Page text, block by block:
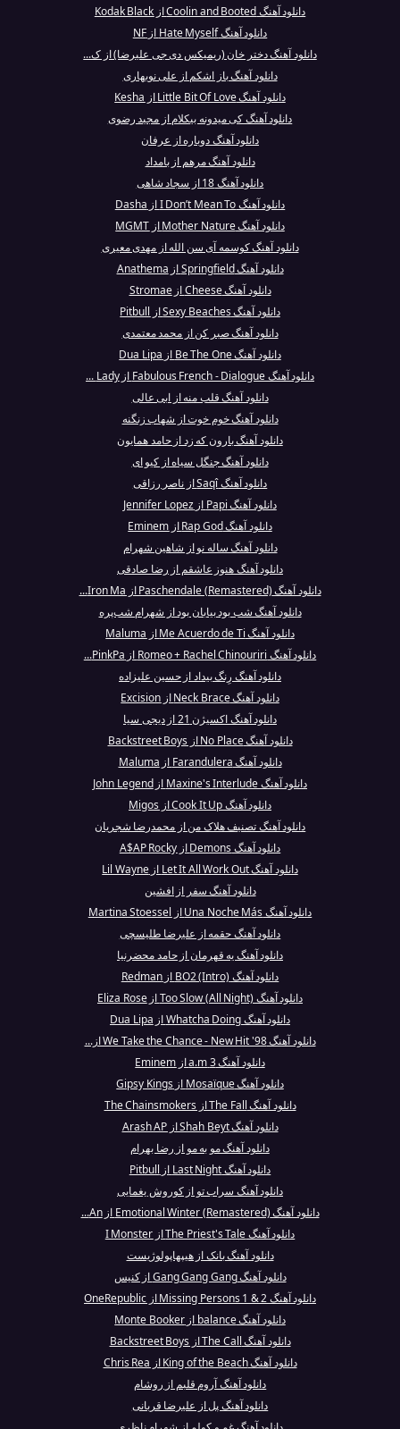
دانلود آهنگ Coolin and Booted از Kodak Black
دانلود آهنگ Hate Myself از NF
دانلود آهنگ دختر خان (ریمیکس دی جی علیرضا) از ک...
دانلود آهنگ باز اشکم از علی نوبهاری
دانلود آهنگ Little Bit Of Love از Kesha
دانلود آهنگ کی میدونه بیکلام از مجید رضوی
دانلود آهنگ دوباره از عرفان
دانلود آهنگ مرهم از بامداد
دانلود آهنگ 18 از سجاد شاهی
دانلود آهنگ I Don’t Mean To از Dasha
دانلود آهنگ Mother Nature از MGMT
دانلود آهنگ کوسمه آی سن الله از مهدی معیری
دانلود آهنگ Springfield از Anathema
دانلود آهنگ Cheese از Stromae
دانلود آهنگ Sexy Beaches از Pitbull
دانلود آهنگ صبر کن از محمد معتمدی
دانلود آهنگ Be The One از Dua Lipa
دانلود آهنگ Fabulous French - Dialogue از Lady ...
دانلود آهنگ قلب منه از ابی عالی
دانلود آهنگ خوم خوت از شهاب زنگنه
دانلود آهنگ بارون که زد از حامد همایون
دانلود آهنگ جنگل سیاه از کیو ای
دانلود آهنگ Saqî از ناصر رزاقی
دانلود آهنگ Papi از Jennifer Lopez
دانلود آهنگ Rap God از Eminem
دانلود آهنگ ساله نو از شاهین شهرام
دانلود آهنگ هنوز عاشقم از رضا صادقی
دانلود آهنگ Paschendale (Remastered) از Iron Ma...
دانلود آهنگ شب بود بیابان بود از شهرام شب‌پره
دانلود آهنگ Me Acuerdo de Ti از Maluma
دانلود آهنگ Romeo + Rachel Chinouriri از PinkPa...
دانلود آهنگ رِنگ بیداد از حسین علیزاده
دانلود آهنگ Neck Brace از Excision
دانلود آهنگ اکسیژن 21 از دیجی سیا
دانلود آهنگ No Place از Backstreet Boys
دانلود آهنگ Farandulera از Maluma
دانلود آهنگ Maxine's Interlude از John Legend
دانلود آهنگ Cook It Up از Migos
دانلود آهنگ تصنیف هلاک من از محمدرضا شجریان
دانلود آهنگ Demons از A$AP Rocky
دانلود آهنگ Let It All Work Out از Lil Wayne
دانلود آهنگ سفر از افشین
دانلود آهنگ Una Noche Más از Martina Stoessel
دانلود آهنگ حقمه از علیرضا طلیسچی
دانلود آهنگ یه قهرمان از حامد محضرنیا
دانلود آهنگ BO2 (Intro) از Redman
دانلود آهنگ Too Slow (All Night) از Eliza Rose
دانلود آهنگ Whatcha Doing از Dua Lipa
دانلود آهنگ We Take the Chance - New Hit '98 از...
دانلود آهنگ 3 a.m از Eminem
دانلود آهنگ Mosaïque از Gipsy Kings
دانلود آهنگ The Fall از The Chainsmokers
دانلود آهنگ Shah Beyt از Arash AP
دانلود آهنگ مو به مو از رضا بهرام
دانلود آهنگ Last Night از Pitbull
دانلود آهنگ سراب تو از کوروش یغمایی
دانلود آهنگ Emotional Winter (Remastered) از An...
دانلود آهنگ The Priest's Tale از I Monster
دانلود آهنگ بانک از هیپهاپولوژیست
دانلود آهنگ Gang Gang Gang از کنیس
دانلود آهنگ Missing Persons 1 & 2 از OneRepublic
دانلود آهنگ balance از Monte Booker
دانلود آهنگ The Call از Backstreet Boys
دانلود آهنگ King of the Beach از Chris Rea
دانلود آهنگ آروم قلبم از روشام
دانلود آهنگ پل از علیرضا قربانی